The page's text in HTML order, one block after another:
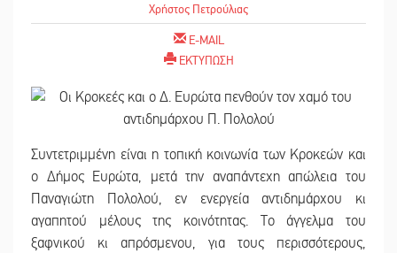
Χρήστος Πετρούλιας
E-MAIL
ΕΚΤΥΠΩΣΗ
Συντετριμμένη είναι η τοπική κοινωνία των Κροκεών και
ο Δήμος Ευρώτα, μετά την αναπάντεχη απώλεια του
Παναγιώτη Πολολού, εν ενεργεία αντιδημάρχου κι
αγαπητού μέλους της κοινότητας. Το άγγελμα του
ξαφνικού κι απρόσμενου, για τους περισσότερους,